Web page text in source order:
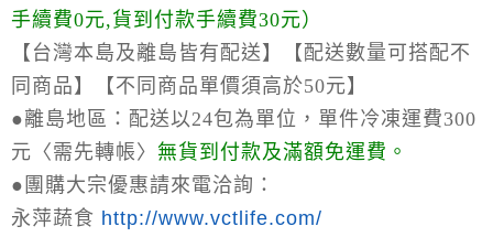
手續費0元,貨到付款手續費30元）
【台灣本島及離島皆有配送】【配送數量可搭配不
同商品】【不同商品單價須高於50元】
●離島地區： 配送以24包為單位，單件冷凍運費300
元〈需先轉帳〉 無貨到付款及滿額免運費。
● 團購大宗優惠請來電洽詢：
永萍蔬食 http://www.vctlife.com/